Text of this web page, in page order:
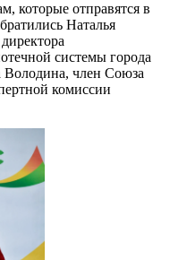
которые отправятся в
Наталья
системы города
член Союза
комиссии